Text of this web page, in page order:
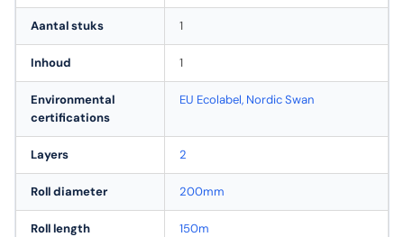
Aantal stuks 1
Inhoud 1
Environmental
certifications
EU Ecolabel, Nordic Swan
Layers 2
Roll diameter 200mm
Roll length 150m